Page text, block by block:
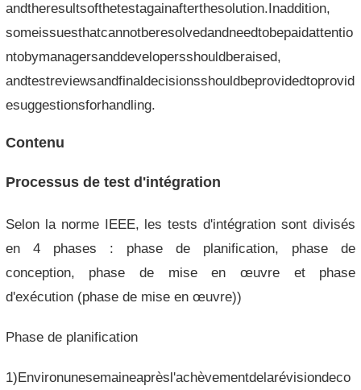
andtheresultsofthetestagainafterthesolution.Inaddition,
someissuesthatcannotberesolvedandneedtobepaidattentio
ntobymanagersanddevelopersshouldberaised,
andtestreviewsandfinaldecisionsshouldbeprovidedtoprovid
esuggestionsforhandling.
Contenu
Processus de test d'intégration
Selon la norme IEEE, les tests d'intégration sont divisés
en 4 phases : phase de planification, phase de
conception, phase de mise en œuvre et phase
d'exécution (phase de mise en œuvre))
Phase de planification
1)Environunesemaineaprèsl'achèvementdelarévisiondeco